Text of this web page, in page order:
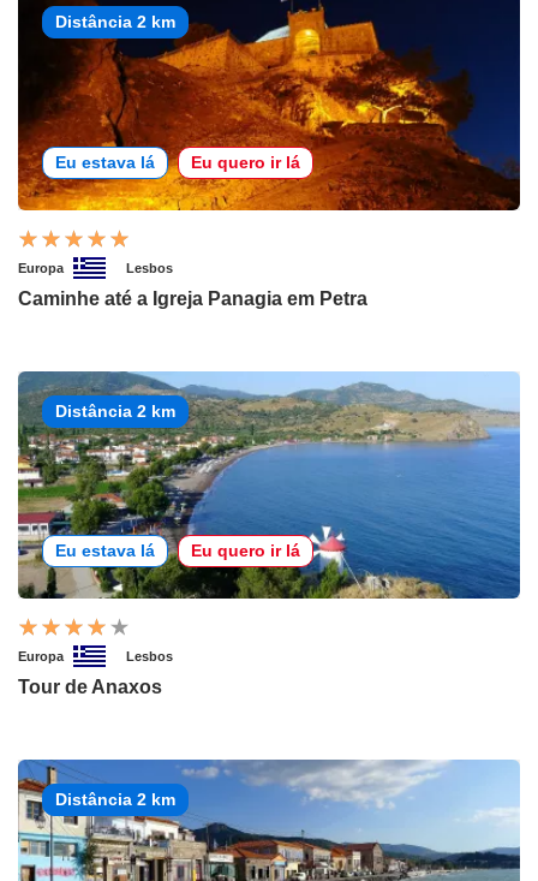
Distância 2 km
Eu estava lá Eu quero ir lá
Europa Lesbos
Caminhe até a Igreja Panagia em Petra
Distância 2 km
Eu estava lá Eu quero ir lá
Europa Lesbos
Tour de Anaxos
Distância 2 km